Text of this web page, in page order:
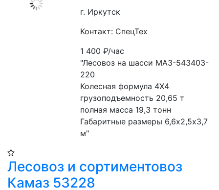
г. Иркутск
Контакт: СпецТех
1 400₽/час
"Лесовоз на шасси МАЗ-543403-
220
Колесная формула 4Х4
грузоподъемность 20,65 т
полная масса 19,3 тонн
Габаритные размеры 6,6х2,5х3,7
м"
Лесовоз и сортиментовоз
Камаз 53228